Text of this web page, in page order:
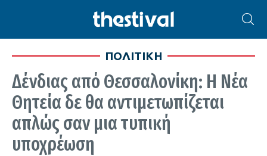
ΠΟΛΙΤΙΚΗ
Δένδιας από Θεσσαλονίκη: Η Νέα
Θητεία δε θα αντιμετωπίζεται
απλώς σαν μια τυπική
υποχρέωση